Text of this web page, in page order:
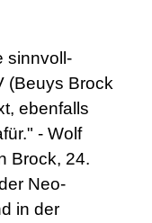
sinnvoll-
(Beuys Brock
ebenfalls
- Wolf
Brock, 24.
Neo-
in der